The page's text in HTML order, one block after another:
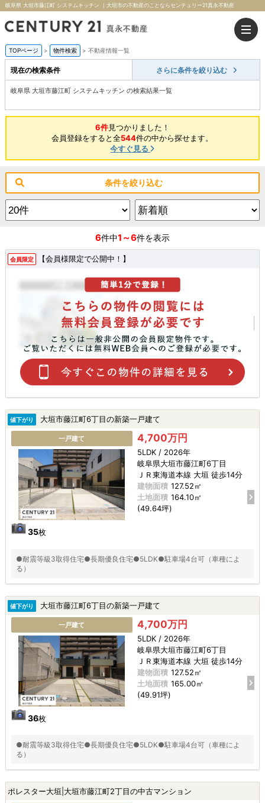
岐阜県 大垣市藤江町 システムキッチン ｜大垣市の不動産のことならセンチュリー21真永不動産
TOPページ > 物件検索 > 不動産情報一覧
現在の検索条件 さらに条件を絞り込む
岐阜県 大垣市藤江町 システムキッチン の検索結果一覧
6件見つかりました！
会員登録をすると全544件の中から探せます。
今すぐ見る
条件を絞り込む
6件中1～6件を表示
会員限定 【会員様限定で公開中！】
値下がり 大垣市藤江町6丁目の新築一戸建て
一戸建て
35枚
4,700万円
5LDK / 2026年
岐阜県大垣市藤江町6丁目
ＪＲ東海道本線 大垣 徒歩14分
建物面積 127.52㎡
土地面積 164.10㎡
(49.64坪)
●耐震等級3取得住宅●長期優良住宅●5LDK●駐車場4台可（車種によ
る）
値下がり 大垣市藤江町6丁目の新築一戸建て
一戸建て
36枚
4,700万円
5LDK / 2026年
岐阜県大垣市藤江町6丁目
ＪＲ東海道本線 大垣 徒歩14分
建物面積 127.52㎡
土地面積 165.00㎡
(49.91坪)
●耐震等級3取得住宅●長期優良住宅●5LDK●駐車場4台可（車種によ
る）
ポレスター大垣|大垣市藤江町2丁目の中古マンション